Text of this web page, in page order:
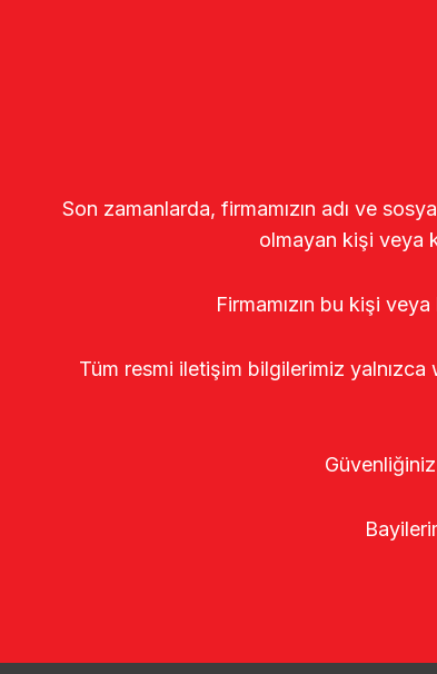
Son zamanlarda, firmamızın adı ve
olmayan kişi veya
Firmamızın bu kişi
Tüm resmi iletişim bilgilerimiz yalnızca